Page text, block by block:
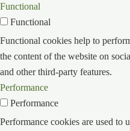
Functional
Functional
Functional cookies help to
the content of the website on
and other third-party features.
Performance
Performance
Performance cookies are used to